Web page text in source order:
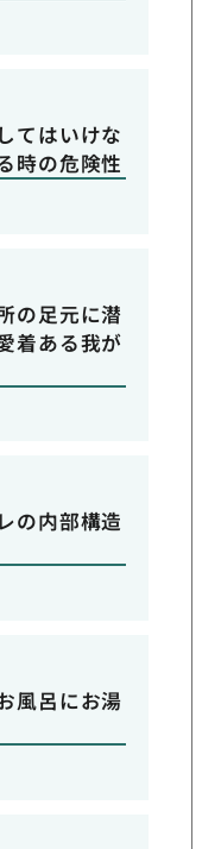
てはいけな
時の危険性
の足元に潜
着ある我が
の内部構造
風呂にお湯